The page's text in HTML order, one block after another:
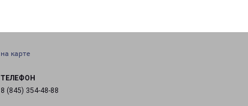
на карте
ТЕЛЕФОН
8 (845) 354-48-88